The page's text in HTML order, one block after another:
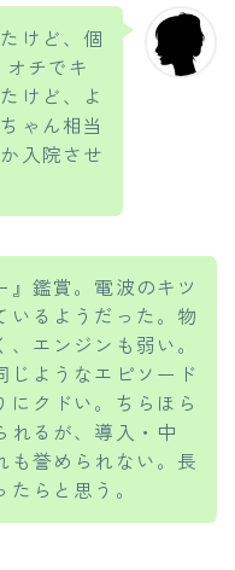
けど、個
チでキ
けど、よ
ゃん相当
入院させ
』鑑賞。電波のキツ
いるようだった。物
エンジンも弱い。
じようなエピソード
にクドい。ちらほら
れるが、導入・中
も誉められない。長
らと思う。